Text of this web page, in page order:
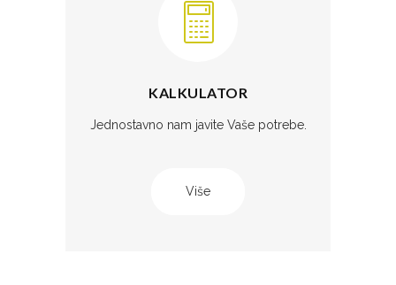
KALKULATOR
Jednostavno nam javite Vaše potrebe.
Više